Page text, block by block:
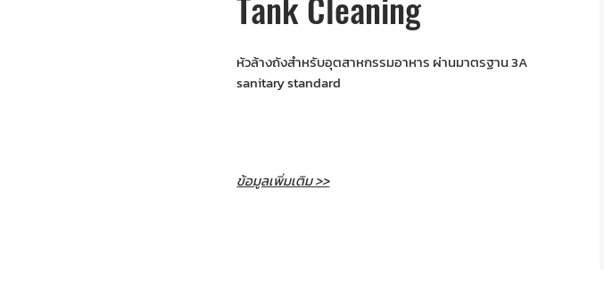
หัวล้างถังสำหรับอุตสาหกรรมอาหาร ผ่านมาตรฐาน 3A
sanitary standard
ข้อมูลเพิ่มเติม >>